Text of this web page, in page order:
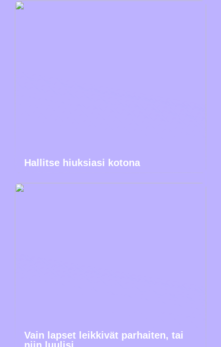
Hallitse hiuksiasi kotona
Vain lapset leikkivät parhaiten, tai